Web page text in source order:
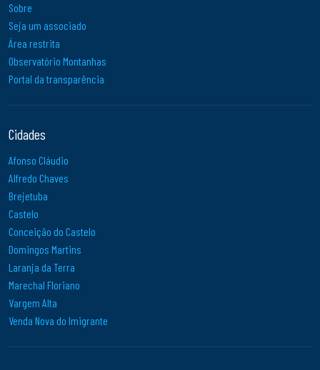
Sobre
Seja um associado
Área restrita
Observatório Montanhas
Portal da transparência
Cidades
Afonso Cláudio
Alfredo Chaves
Brejetuba
Castelo
Conceição do Castelo
Domingos Martins
Laranja da Terra
Marechal Floriano
Vargem Alta
Venda Nova do Imigrante